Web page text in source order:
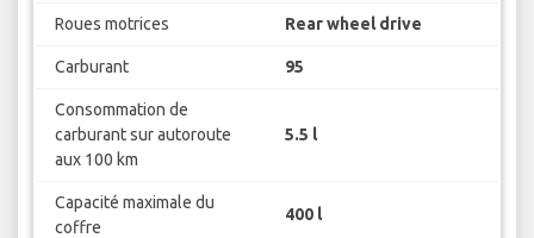
Roues motrices Rear wheel drive
Carburant 95
Consommation de
carburant sur autoroute
aux 100 km
5.5 l
Capacité maximale du
coffre
400 l